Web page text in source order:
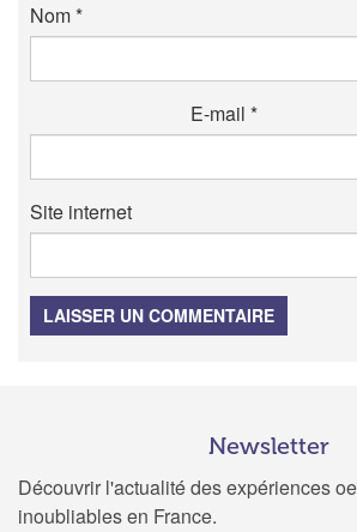
Nom*
E-mail *
Site internet
LAISSER UN COMMENTAIRE
Newsletter
Découvrir l'actualité des expériences
inoubliables en France.